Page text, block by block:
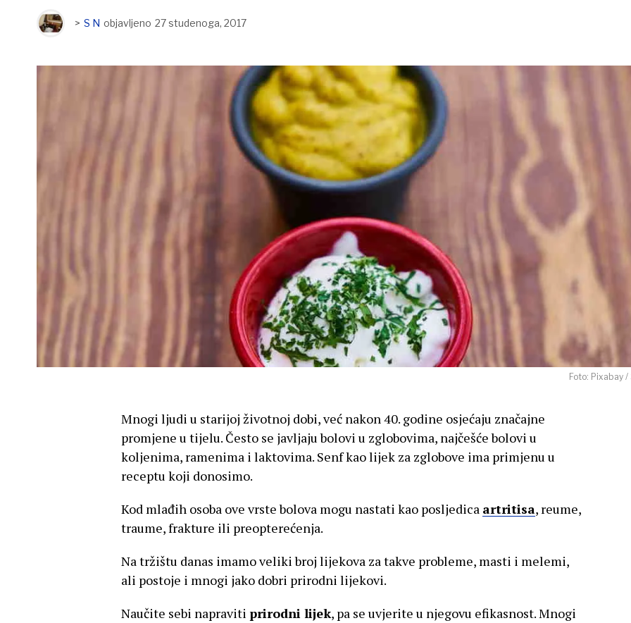
> S N objavljeno 27 studenoga, 2017
Foto: Pixabay /
Mnogi ljudi u starijoj životnoj dobi, već nakon 40. godine osjećaju značajne
promjene u tijelu. Često se javljaju bolovi u zglobovima, najčešće bolovi u
koljenima, ramenima i laktovima. Senf kao lijek za zglobove ima primjenu u
receptu koji donosimo.
Kod mlađih osoba ove vrste bolova mogu nastati kao posljedica artritisa, reume,
traume, frakture ili preopterećenja.
Na tržištu danas imamo veliki broj lijekova za takve probleme, masti i melemi,
ali postoje i mnogi jako dobri prirodni lijekovi.
Naučite sebi napraviti prirodni lijek, pa se uvjerite u njegovu efikasnost. Mnogi